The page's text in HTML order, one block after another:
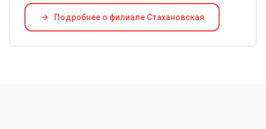
Подробнее о филиале Стахановская